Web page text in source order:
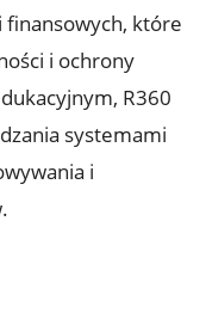
finansowych, które
i ochrony
R360
systemami
i